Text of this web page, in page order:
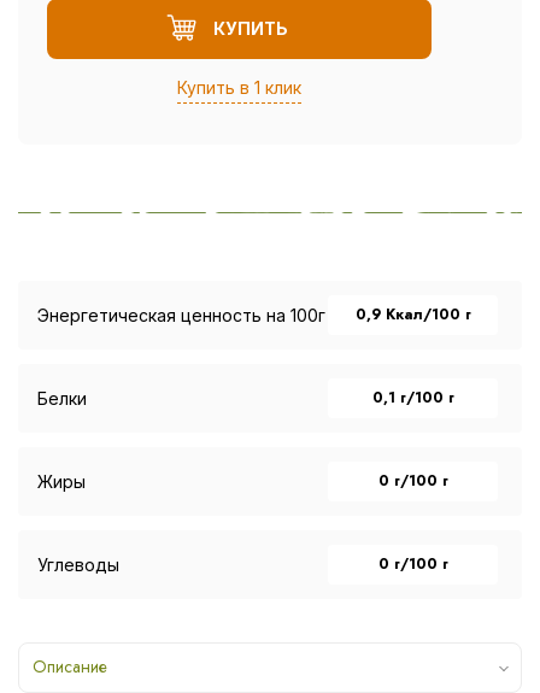
КУПИТЬ
Купить в 1 клик
Энергетическая ценность на 100г 0,9 Ккал/100 г
Белки 0,1 г/100 г
Жиры 0 г/100 г
Углеводы 0 г/100 г
Описание